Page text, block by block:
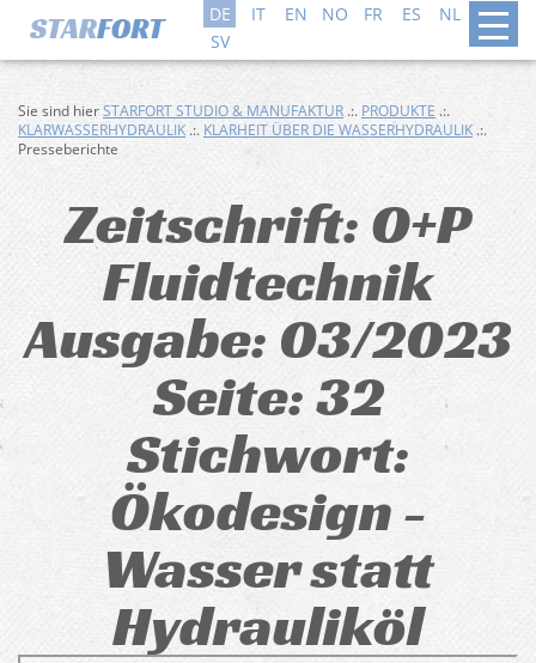
DE IT EN NO FR ES NL
DA
SV
Sie sind hierSTARFORT STUDIO & MANUFAKTUR .:. PRODUKTE .:.
KLARWASSERHYDRAULIK .:. KLARHEIT ÜBER DIE WASSERHYDRAULIK .:.
Presseberichte
Zeitschrift: O+P
Fluidtechnik
Ausgabe: 03/2023
Seite: 32
Stichwort:
Ökodesign -
Wasser statt
Hydrauliköl